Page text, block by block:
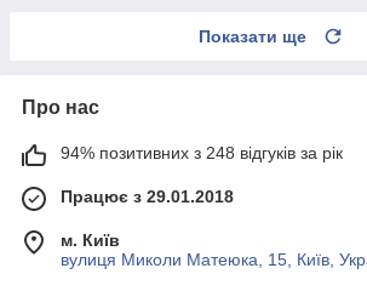
Показати ще
Про нас
94% позитивних з 248 відгуків за рік
Працює з 29.01.2018
м. Київ
вулиця Миколи Матеюка, 15, Київ,